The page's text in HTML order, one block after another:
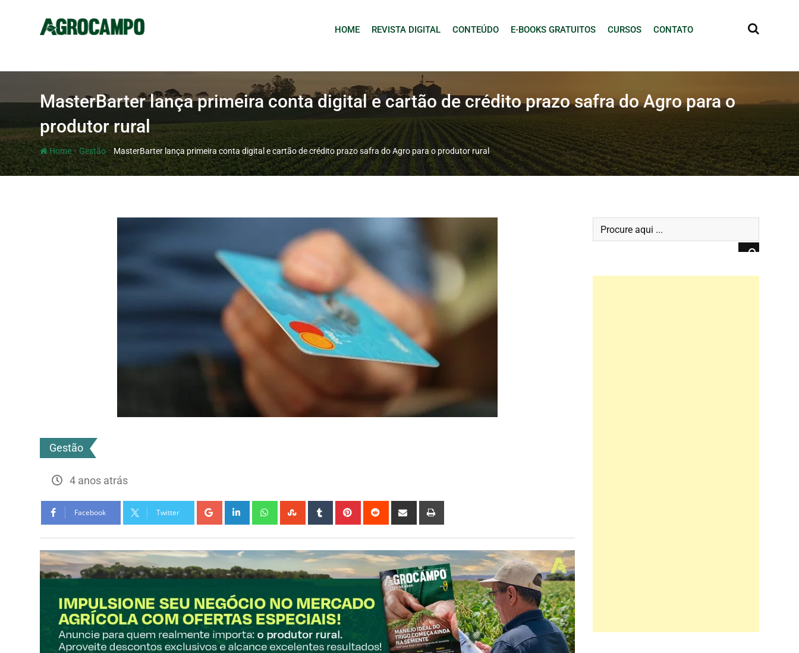
HOME REVISTA DIGITAL CONTEÚDO E-BOOKS GRATUITOS CURSOS CONTATO
MasterBarter lança primeira conta digital e cartão de crédito prazo safra do Agro para o
produtor rural
Home-Gestão-MasterBarter lança primeira conta digital e cartão de crédito prazo safra do Agro para o produtor rural
Gestão
4 anos atrás
Facebook Twitter